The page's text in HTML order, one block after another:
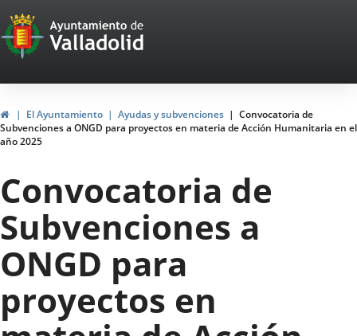
Portal
Web
del
Ayuntamiento
de
Valladolid
HomeEl Ayuntamiento Ayudas y subvenciones
Convocatoria de
Subvenciones a ONGD para proyectos en materia de Acción Humanitaria en el
año 2025
Convocatoria de
Subvenciones a
ONGD para
proyectos en